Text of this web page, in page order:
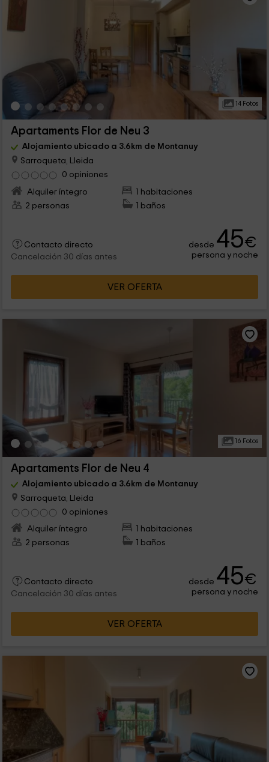
14 Fotos
Apartaments Flor de Neu 3
Alojamiento ubicado a 3.6km de Montanuy
Sarroqueta, Lleida
0 opiniones
Alquiler íntegro
1 habitaciones
2 personas
1 baños
Contacto directo
Cancelación 30 días antes
desde 45€
persona y noche
VER OFERTA
16 Fotos
Apartaments Flor de Neu 4
Alojamiento ubicado a 3.6km de Montanuy
Sarroqueta, Lleida
0 opiniones
Alquiler íntegro
1 habitaciones
2 personas
1 baños
Contacto directo
Cancelación 30 días antes
desde 45€
persona y noche
VER OFERTA